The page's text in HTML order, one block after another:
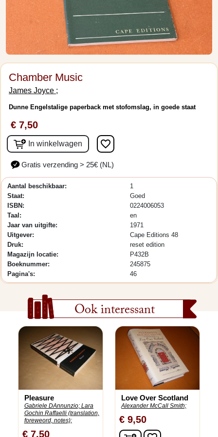
Chamber Music
James Joyce ;
Dunne Engelstalige paperback met stofomslag, in goede staat
€ 7,50
In winkelwagen favorite_border
Gratis verzending > 25€ (NL)
Aantal beschikbaar:
1
Staat:
Goed
ISBN:
0224006053
Taal:
en
Jaar van uitgifte:
1971
Uitgever:
Cape Editions 48
Druk:
reset edition
Magazijn locatie:
P432B
Boeknummer:
245875
Pagina's:
46
Ook interessant
Pleasure
Gabriele DAnnunzio; Lara
Gochin Raffaelli (translation,
foreweord, notes);
€ 7,50
Love Over Scotland
Alexander McCall Smith;
€ 9,50
In winkelwagen